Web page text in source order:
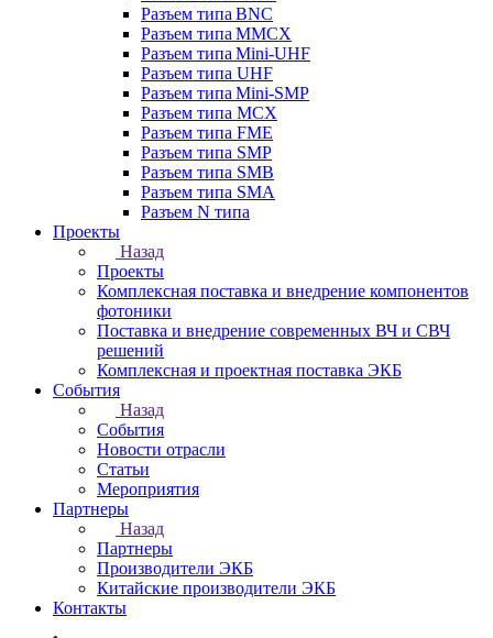
Разъем типа BNC
Разъем типа MMCX
Разъем типа Mini-UHF
Разъем типа UHF
Разъем типа Mini-SMP
Разъем типа MCX
Разъем типа FME
Разъем типа SMP
Разъем типа SMB
Разъем типа SMA
Разъем N типа
Проекты
Назад
Проекты
Комплексная поставка и внедрение компонентов
фотоники
Поставка и внедрение современных ВЧ и СВЧ
решений
Комплексная и проектная поставка ЭКБ
События
Назад
События
Новости отрасли
Статьи
Мероприятия
Партнеры
Назад
Партнеры
Производители ЭКБ
Китайские производители ЭКБ
Контакты